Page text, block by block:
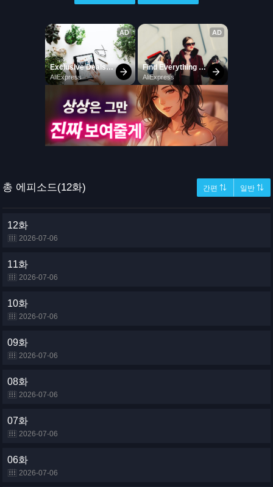
총 에피소드(12화) 간편 ⇅ 일반 ⇅
12화
2026-07-06
11화
2026-07-06
10화
2026-07-06
09화
2026-07-06
08화
2026-07-06
07화
2026-07-06
06화
2026-07-06